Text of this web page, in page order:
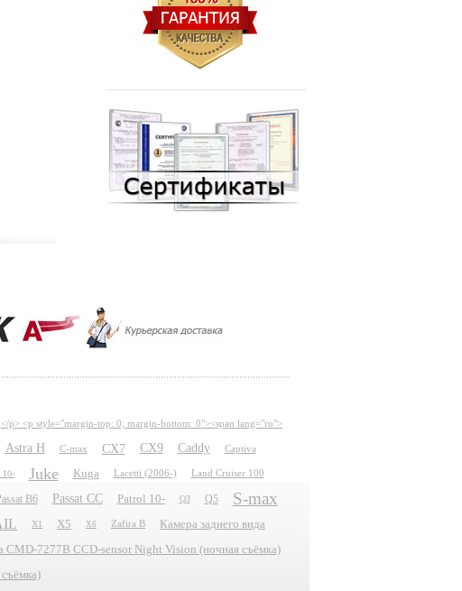
p> <p style="margin-top: 0; margin-bottom: 0"><span lang="ru">
Astra H C-max CX7 CX9 Caddy Captiva
10- Juke Kuga Lacetti (2006-) Land Cruiser 100
B6 Passat CC Patrol 10- Q3 Q5 S-max
X1 X5 X6 Zafira B
Камера заднего вида
CMD-7277B CCD-sensor Night Vision (ночная съёмка)